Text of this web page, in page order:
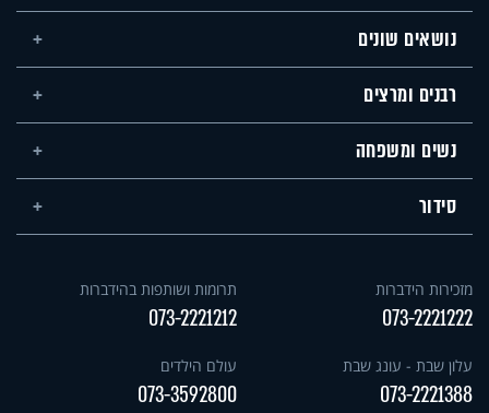
נושאים שונים
רבנים ומרצים
נשים ומשפחה
סידור
מזכירות הידברות
073-2221222
תרומות ושותפות בהידברות
073-2221212
עלון שבת - עונג שבת
073-2221388
עולם הילדים
073-3592800